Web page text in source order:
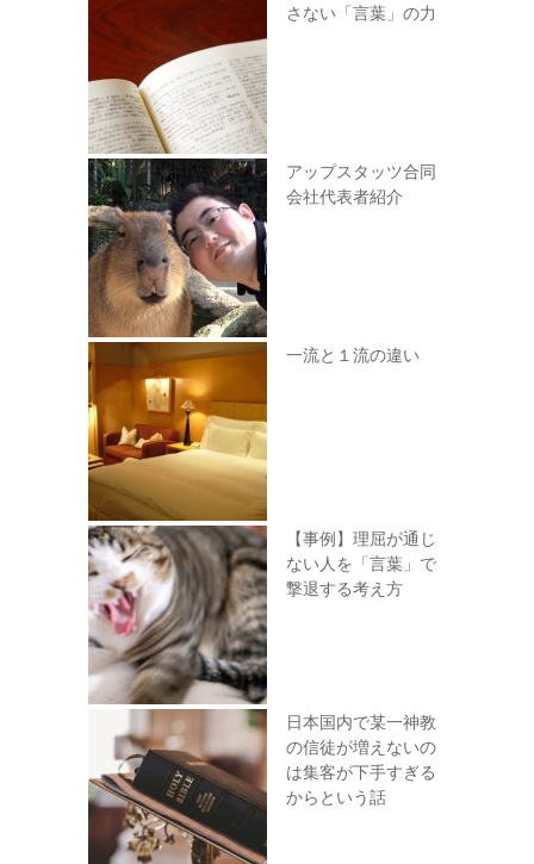
さない「言葉」の力
アップスタッツ合同
会社代表者紹介
一流と１流の違い
【事例】理屈が通じ
ない人を「言葉」で
撃退する考え方
日本国内で某一神教
の信徒が増えないの
は集客が下手すぎる
からという話